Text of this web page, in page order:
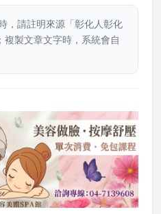
，請註明來源「彰化人彰化
；複製文章文字時，系統會自